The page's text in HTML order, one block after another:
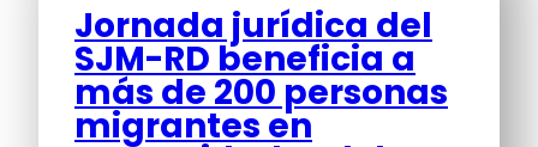
Jornada jurídica del
SJM-RD beneficia a
más de 200 personas
migrantes en